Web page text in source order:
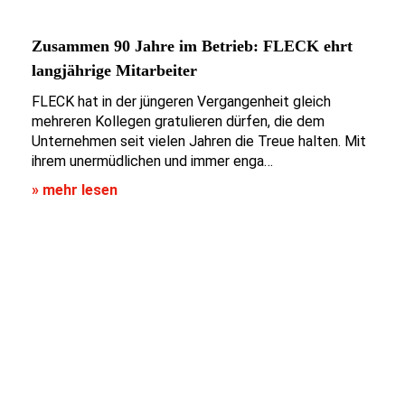
Zusammen 90 Jahre im Betrieb: FLECK ehrt
langjährige Mitarbeiter
FLECK hat in der jüngeren Vergangenheit gleich
mehreren Kollegen gratulieren dürfen, die dem
Unternehmen seit vielen Jahren die Treue halten. Mit
ihrem unermüdlichen und immer enga…
» mehr lesen